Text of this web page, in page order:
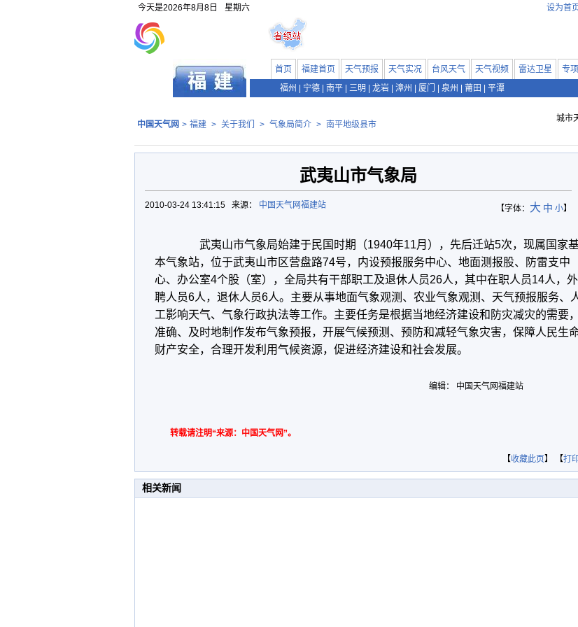
今天是2026年8月8日 星期六 设为首
首页 福建首页 天气预报 天气实况 台风天气 天气视频 雷达卫星 专
福州
宁德 南平 三明 龙岩 漳州 厦门 泉州 莆田 平潭
中国天气网 > 福建 > 关于我们 > 气象局简介 > 南平地级县市
城市
武夷山市气象局
【字体： 大 中 小】
2010-03-24 13:41:15 来源： 中国天气网福建站
武夷山市气象局始建于民国时期（1940年11月），先后迁站5次，现属国家
本气象站，位于武夷山市区营盘路74号，内设预报服务中心、地面测报股、防雷支中
心、办公室4个股（室），全局共有干部职工及退休人员26人，其中在职人员14人，外
聘人员6人，退休人员6人。主要从事地面气象观测、农业气象观测、天气预报服务、
工影响天气、气象行政执法等工作。主要任务是根据当地经济建设和防灾减灾的需要，
准确、及时地制作发布气象预报，开展气候预测、预防和减轻气象灾害，保障人民生
财产安全，合理开发利用气候资源，促进经济建设和社会发展。
编辑： 中国天气网福建站
转载请注明“来源：中国天气网”。
【收藏此页】 【打
相关新闻